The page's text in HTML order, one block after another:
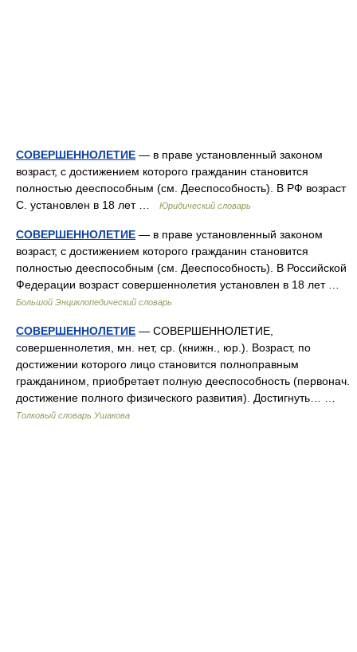
СОВЕРШЕННОЛЕТИЕ — в праве установленный законом
возраст, с достижением которого гражданин становится
полностью дееспособным (см. Дееспособность). В РФ возраст
С. установлен в 18 лет …
Юридический словарь
СОВЕРШЕННОЛЕТИЕ — в праве установленный законом
возраст, с достижением которого гражданин становится
полностью дееспособным (см. Дееспособность). В Российской
Федерации возраст совершеннолетия установлен в 18 лет …
Большой Энциклопедический словарь
СОВЕРШЕННОЛЕТИЕ — СОВЕРШЕННОЛЕТИЕ,
совершеннолетия, мн. нет, ср. (книжн., юр.). Возраст, по
достижении которого лицо становится полноправным
гражданином, приобретает полную дееспособность (первонач.
достижение полного физического развития). Достигнуть… …
Толковый словарь Ушакова